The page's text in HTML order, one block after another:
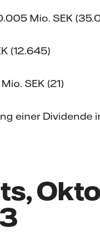
Mio. SEK
(12.645)
SEK (21)
einer Dividende